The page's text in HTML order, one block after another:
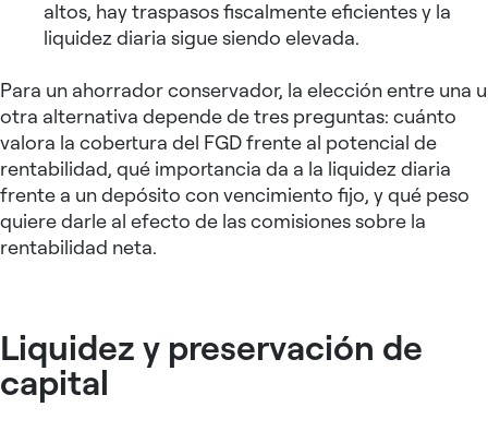
altos, hay traspasos fiscalmente eficientes y la
liquidez diaria sigue siendo elevada.
Para un ahorrador conservador, la elección entre una u
otra alternativa depende de tres preguntas: cuánto
valora la cobertura del FGD frente al potencial de
rentabilidad, qué importancia da a la liquidez diaria
frente a un depósito con vencimiento fijo, y qué peso
quiere darle al efecto de las comisiones sobre la
rentabilidad neta.
Liquidez y preservación de
capital